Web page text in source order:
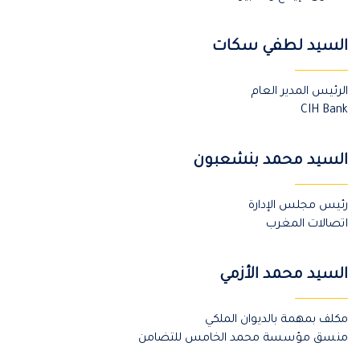
السيد لطفي سكات
الرئيس المدير العام
CIH Bank
السيد محمد بنشعبون
رئيس مجلس الإدارة
اتصالات المغرب
السيد محمد الأزمي
مكلف بمهمة بالديوان الملكي
منسق مؤسسة محمد الخامس للتضامن